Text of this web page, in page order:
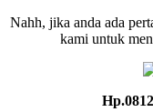
Nahh, jika anda ada
kami untuk